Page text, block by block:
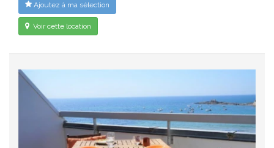
Ajoutez à ma sélection
Voir cette location